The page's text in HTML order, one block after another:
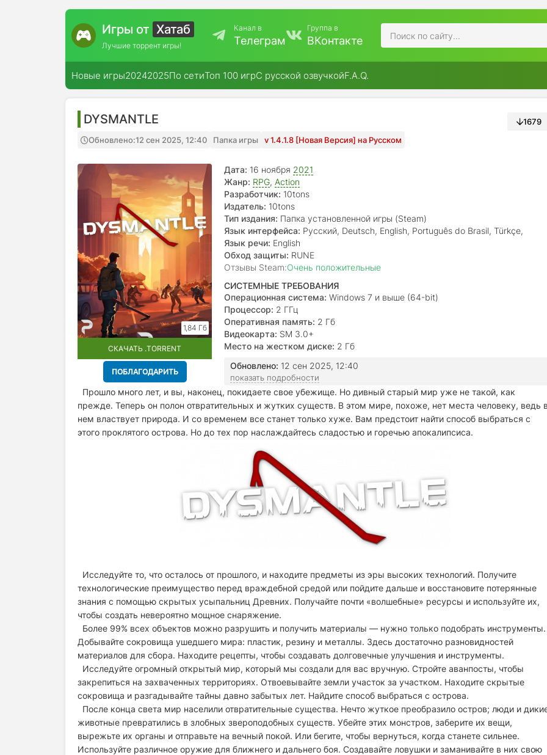
Игры от Хатаб
Лучшие торрент игры!
Канал в
Телеграм
Группа в
ВКонтакте
Новые игры20242025По сетиТоп 100 игрС русской озвучкойF.A.Q.
DYSMANTLE
Обновлено:12 сен 2025, 12:40 Папка игры v 1.4.1.8 [Новая Версия] на Русском
1679
1,84 Гб
СКАЧАТЬ .TORRENT
ПОБЛАГОДАРИТЬ
Дата: 16 ноября 2021
Жанр: RPG, Action
Разработчик: 10tons
Издатель: 10tons
Тип издания: Папка установленной игры (Steam)
Язык интерфейса: Русский, Deutsch, English, Português do Brasil, Türkçe,
español, français, italiano, 中文(简体), 日本語, 한국어
Язык речи: English
Обход защиты: RUNE
Отзывы Steam:Очень положительные
СИСТЕМНЫЕ ТРЕБОВАНИЯ
Операционная система: Windows 7 и выше (64-bit)
Процессор: 2 ГГц
Оперативная память: 2 Гб
Видеокарта: SM 3.0+
Место на жестком диске: 2 Гб
Обновлено: 12 сен 2025, 12:40
показать подробности
Прошло много лет, и вы, наконец, покидаете свое убежище. Но дивный старый мир уже не такой, как
прежде. Теперь он полон отвратительных и жутких существ. В этом мире, похоже, нет места человеку, ведь в
нем властвует природа. И со временем все станет только хуже. Вам предстоит найти способ выбраться с
этого проклятого острова. Но до тех пор наслаждайтесь сладостью и горечью апокалипсиса.
Исследуйте то, что осталось от прошлого, и находите предметы из эры высоких технологий. Получите
технологические преимущество перед враждебной средой или пойдите дальше и восстановите потерянные
знания с помощью скрытых усыпальниц Древних. Получайте почти «волшебные» ресурсы и используйте их,
чтобы создать невероятно мощное снаряжение.
Более 99% всех объектов можно разрушить и получить материалы — нужно только подобрать инструменты.
Добывайте сокровища ушедшего мира: пластик, резину и металлы. Здесь достаточно разновидностей
материалов для сбора. Находите рецепты, чтобы создавать долговечные улучшения и инструменты.
Исследуйте огромный открытый мир, который мы создали для вас вручную. Стройте аванпосты, чтобы
закрепиться на захваченных территориях. Отвоевывайте земли участок за участком. Находите скрытые
сокровища и разгадывайте тайны давно забытых лет. Найдите способ выбраться с острова.
После конца света мир населили отвратительные существа. Нечто жуткое преобразило остров; люди и
животные превратились в злобных звероподобных существ. Убейте этих монстров, заберите их вещи,
вырежьте их органы и отправьте на вечный покой. Или бегите, чтобы вернуться, когда станете сильнее.
Используйте различное оружие для ближнего и дальнего боя. Создавайте ловушки и заманивайте в них свою